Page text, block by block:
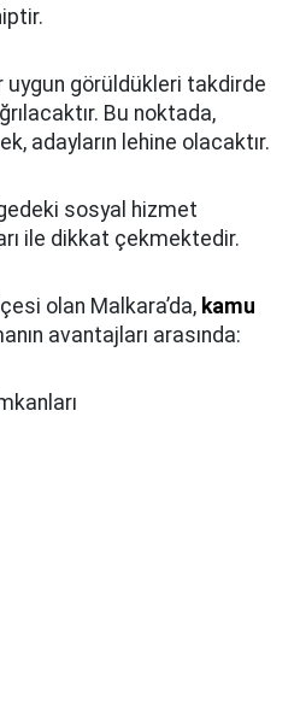
uygun görüldükleri takdirde
Bu noktada,
adayların lehine olacaktır.
sosyal hizmet
ile dikkat çekmektedir.
olan Malkara’da, kamu
avantajları arasında: